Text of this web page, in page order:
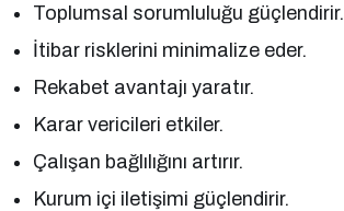
Toplumsal sorumluluğu güçlendirir.
İtibar risklerini minimalize eder.
Rekabet avantajı yaratır.
Karar vericileri etkiler.
Çalışan bağlılığını artırır.
Kurum içi iletişimi güçlendirir.